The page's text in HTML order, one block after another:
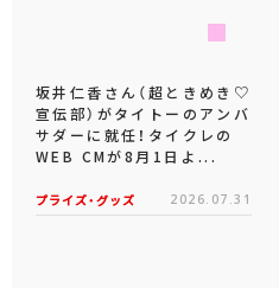
坂井仁香さん（超ときめき♡
宣伝部）がタイトーのアンバ
サダーに就任！タイクレの
WEB CMが8月1日よ...
プライズ・グッズ 2026.07.31